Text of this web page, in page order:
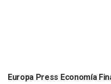
Europa Press Economía